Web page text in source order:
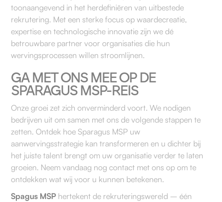
toonaangevend in het herdefiniëren van uitbestede
rekrutering. Met een sterke focus op waardecreatie,
expertise en technologische innovatie zijn we dé
betrouwbare partner voor organisaties die hun
wervingsprocessen willen stroomlijnen.
GA MET ONS MEE OP DE
SPARAGUS MSP-REIS
Onze groei zet zich onverminderd voort. We nodigen
bedrijven uit om samen met ons de volgende stappen te
zetten. Ontdek hoe Sparagus MSP uw
aanwervingsstrategie kan transformeren en u dichter bij
het juiste talent brengt om uw organisatie verder te laten
groeien. Neem vandaag nog contact met ons op om te
ontdekken wat wij voor u kunnen betekenen.
Spagus MSP hertekent de rekruteringswereld – één